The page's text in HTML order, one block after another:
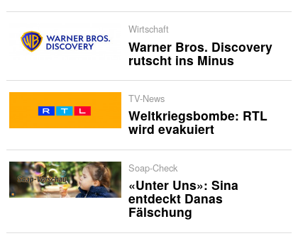
Wirtschaft
Warner Bros. Discovery
rutscht ins Minus
TV-News
Weltkriegsbombe: RTL
wird evakuiert
Soap-Check
«Unter Uns»: Sina
entdeckt Danas
Fälschung